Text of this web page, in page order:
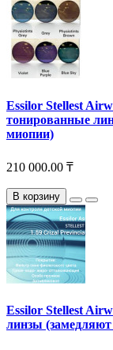
Essilor Stellest
тонированные
миопии)
210 000.00 ₸
В корзину
Essilor Stellest
линзы (замедляют